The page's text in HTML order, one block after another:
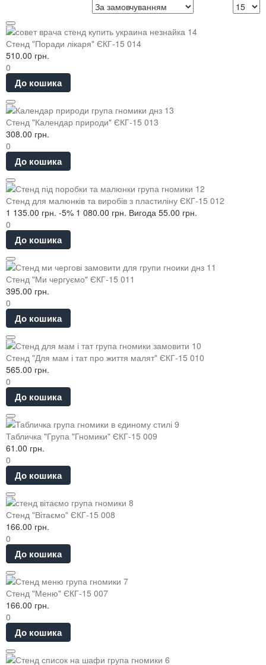
Стенд "Поради лікаря" ЄКГ-15 014
510.00 грн.
0
До кошика
Стенд "Календар природи" ЄКГ-15 013
308.00 грн.
0
До кошика
Стенд для малюнків та виробів з пластиліну ЄКГ-15 012
1 135.00 грн. -5% 1 080.00 грн. Вигода 55.00 грн.
0
До кошика
Стенд "Ми чергуємо" ЄКГ-15 011
395.00 грн.
0
До кошика
Стенд "Для мам і тат про життя малят" ЄКГ-15 010
565.00 грн.
0
До кошика
Табличка "Група "Гномики" ЄКГ-15 009
61.00 грн.
0
До кошика
Стенд "Вітаємо" ЄКГ-15 008
166.00 грн.
0
До кошика
Стенд "Меню" ЄКГ-15 007
166.00 грн.
0
До кошика